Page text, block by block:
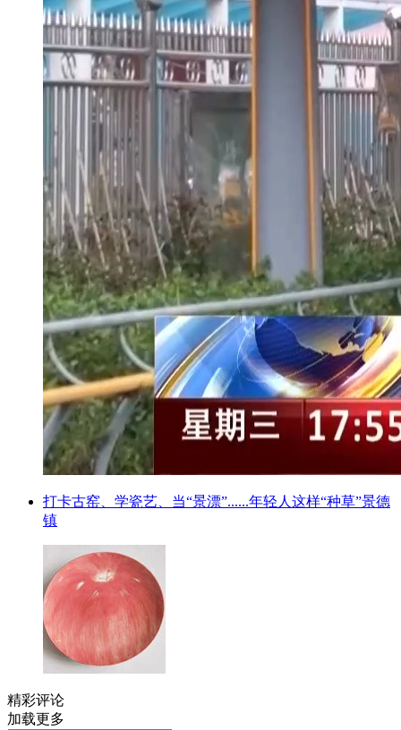
打卡古窑、学瓷艺、当“景漂”......年轻人这样“种草”景德
镇
精彩评论
加载更多